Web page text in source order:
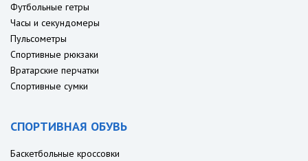
Футбольные гетры
Часы и секундомеры
Пульсометры
Спортивные рюкзаки
Вратарские перчатки
Спортивные сумки
СПОРТИВНАЯ ОБУВЬ
Баскетбольные кроссовки